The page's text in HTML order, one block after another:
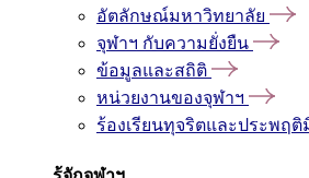
อัตลักษณ์มหาวิทยาลัย
จุฬาฯ กับความยั่งยืน
ข้อมูลและสถิติ
หน่วยงานของจุฬาฯ
ร้องเรียนทุจริตและประพฤ